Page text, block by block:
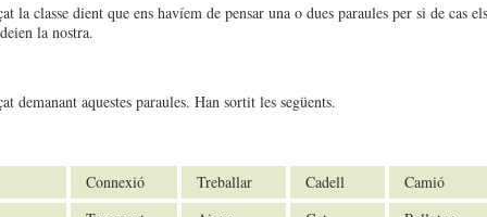
la classe dient que ens havíem de pensar una o dues paraules per si de cas els
la nostra.
demanant aquestes paraules. Han sortit les següents.
Connexió Treballar Cadell
Camió